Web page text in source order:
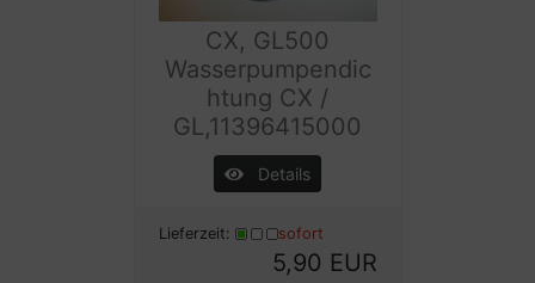
CX, GL500
Wasserpumpendic
htung CX /
GL,11396415000
Details
Lieferzeit: sofort
5,90 EUR